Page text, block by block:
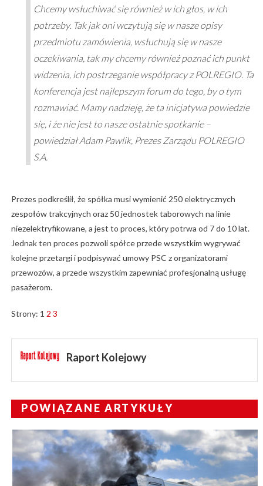
Chcemy wsłuchiwać się również w ich głos, w ich
potrzeby. Tak jak oni wczytują się w nasze opisy
przedmiotu zamówienia, wsłuchują się w nasze
oczekiwania, tak my chcemy również poznać ich punkt
widzenia, ich postrzeganie współpracy z POLREGIO. Ta
konferencja jest najlepszym forum do tego, by o tym
rozmawiać. Mamy nadzieję, że ta inicjatywa powiedzie
się, i że nie jest to nasze ostatnie spotkanie –
powiedział Adam Pawlik, Prezes Zarządu POLREGIO
S.A.
Prezes podkreślił, że spółka musi wymienić 250 elektrycznych
zespołów trakcyjnych oraz 50 jednostek taborowych na linie
niezelektryfikowane, a jest to proces, który potrwa od 7 do 10 lat.
Jednak ten proces pozwoli spółce przede wszystkim wygrywać
kolejne przetargi i podpisywać umowy PSC z organizatorami
przewozów, a przede wszystkim zapewniać profesjonalną usługę
pasażerom.
Strony: 1 2 3
Raport Kolejowy
POWIĄZANE ARTYKUŁY